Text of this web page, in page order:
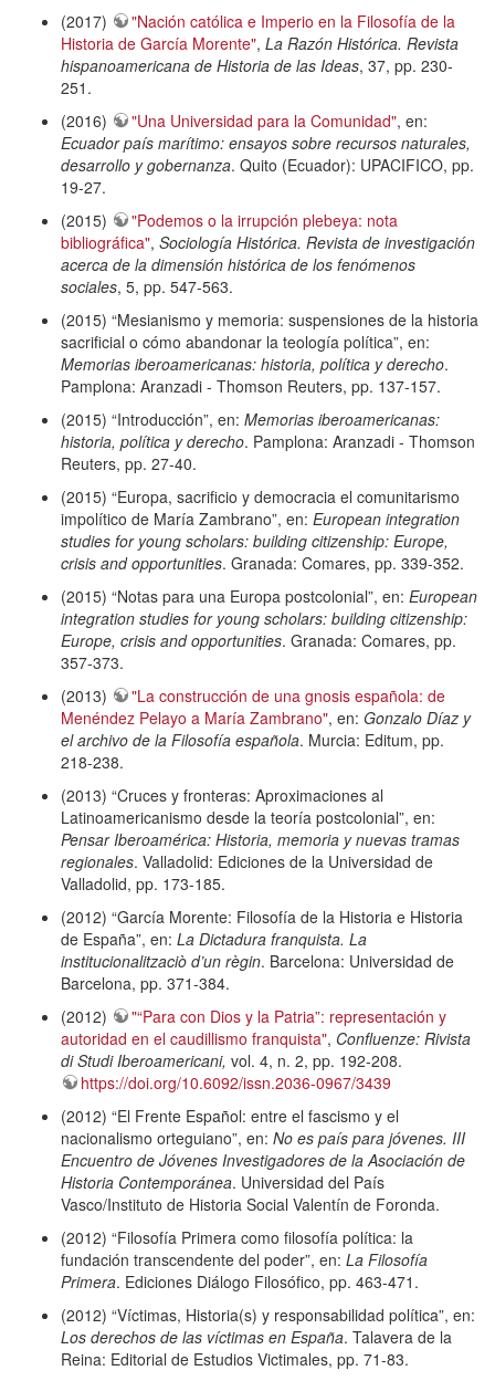
(2017)
"Nación católica e Imperio en la Filosofía de la
Historia de García Morente", La Razón Histórica. Revista
hispanoamericana de Historia de las Ideas, 37, pp. 230-
251.
(2016)
"Una Universidad para la Comunidad", en:
Ecuador país marítimo: ensayos sobre recursos naturales,
desarrollo y gobernanza. Quito (Ecuador): UPACIFICO, pp.
19-27.
(2015)
"Podemos o la irrupción plebeya: nota
bibliográfica", Sociología Histórica. Revista de investigación
acerca de la dimensión histórica de los fenómenos
sociales, 5, pp. 547-563.
(2015) “Mesianismo y memoria: suspensiones de la historia
sacrificial o cómo abandonar la teología política”, en:
Memorias iberoamericanas: historia, política y derecho.
Pamplona: Aranzadi - Thomson Reuters, pp. 137-157.
(2015) “Introducción”, en: Memorias iberoamericanas:
historia, política y derecho. Pamplona: Aranzadi - Thomson
Reuters, pp. 27-40.
(2015) “Europa, sacrificio y democracia el comunitarismo
impolítico de María Zambrano”, en: European integration
studies for young scholars: building citizenship: Europe,
crisis and opportunities. Granada: Comares, pp. 339-352.
(2015) “Notas para una Europa postcolonial”, en: European
integration studies for young scholars: building citizenship:
Europe, crisis and opportunities. Granada: Comares, pp.
357-373.
(2013)
"La construcción de una gnosis española: de
Menéndez Pelayo a María Zambrano", en: Gonzalo Díaz y
el archivo de la Filosofía española. Murcia: Editum, pp.
218-238.
(2013) “Cruces y fronteras: Aproximaciones al
Latinoamericanismo desde la teoría postcolonial”, en:
Pensar Iberoamérica: Historia, memoria y nuevas tramas
regionales. Valladolid: Ediciones de la Universidad de
Valladolid, pp. 173-185.
(2012) “García Morente: Filosofía de la Historia e Historia
de España”, en: La Dictadura franquista. La
institucionalitzaciò d’un règin. Barcelona: Universidad de
Barcelona, pp. 371-384.
(2012)
"“Para con Dios y la Patria”: representación y
autoridad en el caudillismo franquista", Confluenze: Rivista
di Studi Iberoamericani, vol. 4, n. 2, pp. 192-208.
https://doi.org/10.6092/issn.2036-0967/3439
(2012) “El Frente Español: entre el fascismo y el
nacionalismo orteguiano”, en: No es país para jóvenes. III
Encuentro de Jóvenes Investigadores de la Asociación de
Historia Contemporánea. Universidad del País
Vasco/Instituto de Historia Social Valentín de Foronda.
(2012) “Filosofía Primera como filosofía política: la
fundación transcendente del poder”, en: La Filosofía
Primera. Ediciones Diálogo Filosófico, pp. 463-471.
(2012) “Víctimas, Historia(s) y responsabilidad política”, en:
Los derechos de las víctimas en España. Talavera de la
Reina: Editorial de Estudios Victimales, pp. 71-83.